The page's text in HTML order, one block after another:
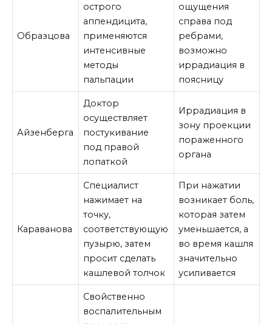
Образцова
острого
аппендицита,
применяются
интенсивные
методы
пальпации
ощущения
справа под
ребрами,
возможно
иррадиация в
поясницу
Айзенберга
Доктор
осуществляет
постукивание
под правой
лопаткой
Иррадиация в
зону проекции
пораженного
органа
Караванова
Специалист
нажимает на
точку,
соответствующую
пузырю, затем
просит сделать
кашлевой толчок
При нажатии
возникает боль,
которая затем
уменьшается, а
во время кашля
значительно
усиливается
Свойственно
воспалительным